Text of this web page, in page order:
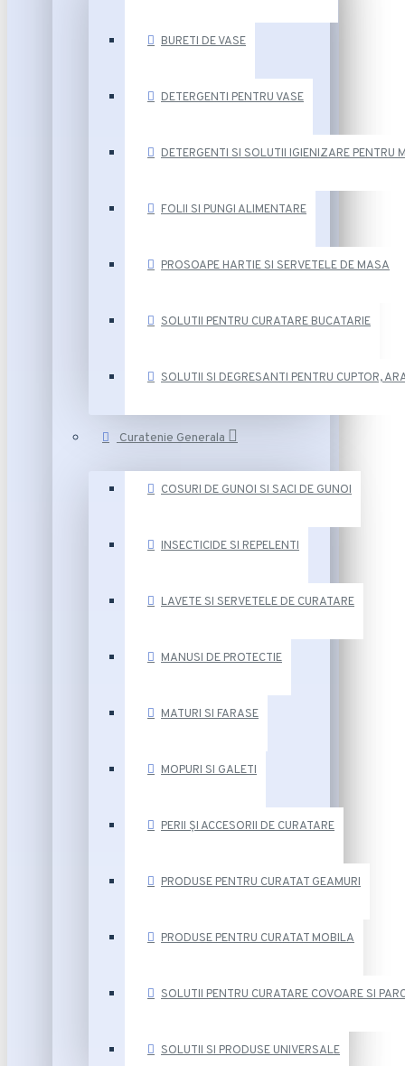
BURETI DE VASE
DETERGENTI PENTRU VASE
DETERGENTI SI SOLUTII IGIENIZARE PENTRU
FOLII SI PUNGI ALIMENTARE
PROSOAPE HARTIE SI SERVETELE DE MASA
SOLUTII PENTRU CURATARE BUCATARIE
SOLUTII SI DEGRESANTI PENTRU CUPTOR,
Curatenie Generala
COSURI DE GUNOI SI SACI DE GUNOI
INSECTICIDE SI REPELENTI
LAVETE SI SERVETELE DE CURATARE
MANUSI DE PROTECTIE
MATURI SI FARASE
MOPURI SI GALETI
PERII ȘI ACCESORII DE CURATARE
PRODUSE PENTRU CURATAT GEAMURI
PRODUSE PENTRU CURATAT MOBILA
SOLUTII PENTRU CURATARE COVOARE SI
SOLUTII SI PRODUSE UNIVERSALE